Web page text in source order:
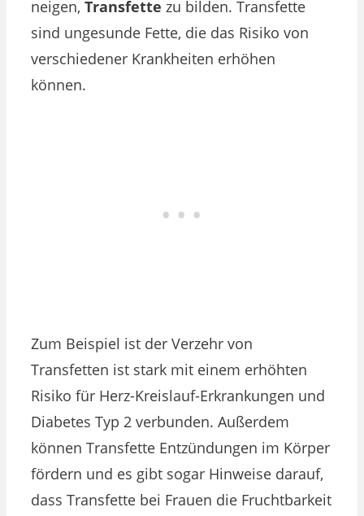
neigen, Transfette zu bilden. Transfette
sind ungesunde Fette, die das Risiko von
verschiedener Krankheiten erhöhen
können.
Zum Beispiel ist der Verzehr von
Transfetten ist stark mit einem erhöhten
Risiko für Herz-Kreislauf-Erkrankungen und
Diabetes Typ 2 verbunden. Außerdem
können Transfette Entzündungen im Körper
fördern und es gibt sogar Hinweise darauf,
dass Transfette bei Frauen die Fruchtbarkeit